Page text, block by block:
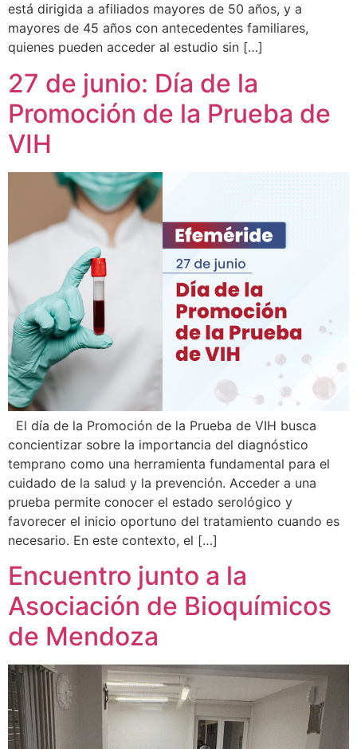
está dirigida a afiliados mayores de 50 años, y a
mayores de 45 años con antecedentes familiares,
quienes pueden acceder al estudio sin […]
27 de junio: Día de la
Promoción de la Prueba de
VIH
El día de la Promoción de la Prueba de VIH busca
concientizar sobre la importancia del diagnóstico
temprano como una herramienta fundamental para el
cuidado de la salud y la prevención. Acceder a una
prueba permite conocer el estado serológico y
favorecer el inicio oportuno del tratamiento cuando es
necesario. En este contexto, el […]
Encuentro junto a la
Asociación de Bioquímicos
de Mendoza